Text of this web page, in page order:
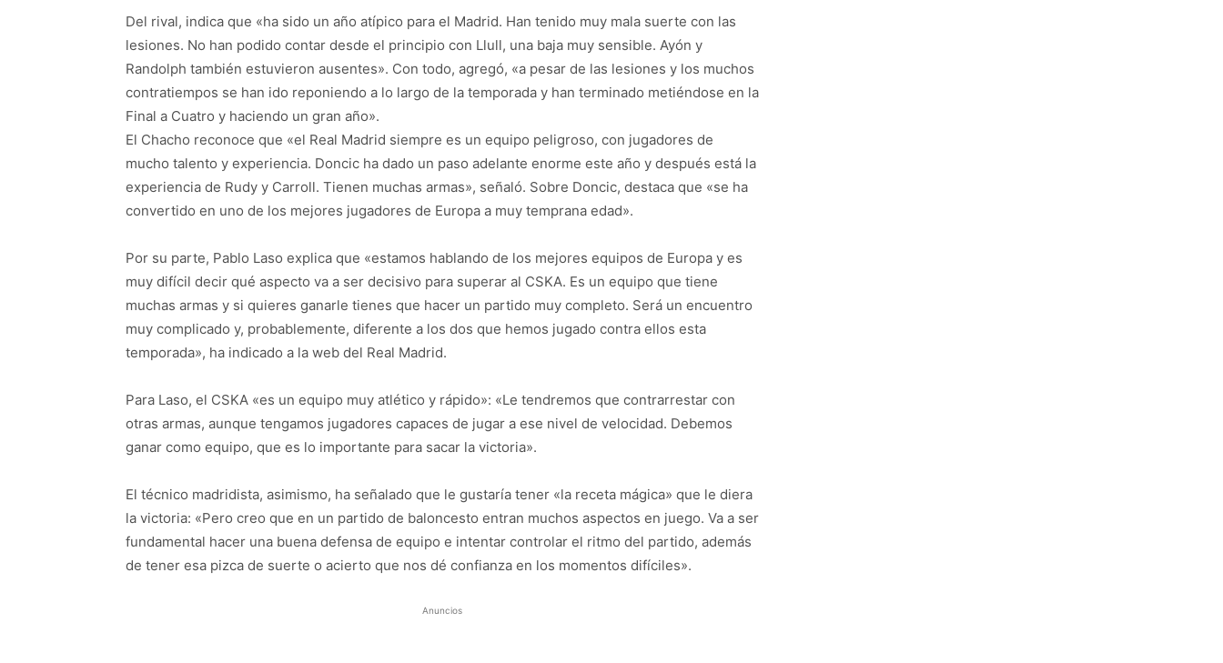
Del rival, indica que «ha sido un año atípico para el Madrid. Han tenido muy mala suerte con las
lesiones. No han podido contar desde el principio con Llull, una baja muy sensible. Ayón y
Randolph también estuvieron ausentes». Con todo, agregó, «a pesar de las lesiones y los muchos
contratiempos se han ido reponiendo a lo largo de la temporada y han terminado metiéndose en la
Final a Cuatro y haciendo un gran año».
El Chacho reconoce que «el Real Madrid siempre es un equipo peligroso, con jugadores de
mucho talento y experiencia. Doncic ha dado un paso adelante enorme este año y después está la
experiencia de Rudy y Carroll. Tienen muchas armas», señaló. Sobre Doncic, destaca que «se ha
convertido en uno de los mejores jugadores de Europa a muy temprana edad».
Por su parte, Pablo Laso explica que «estamos hablando de los mejores equipos de Europa y es
muy difícil decir qué aspecto va a ser decisivo para superar al CSKA. Es un equipo que tiene
muchas armas y si quieres ganarle tienes que hacer un partido muy completo. Será un encuentro
muy complicado y, probablemente, diferente a los dos que hemos jugado contra ellos esta
temporada», ha indicado a la web del Real Madrid.
Para Laso, el CSKA «es un equipo muy atlético y rápido»: «Le tendremos que contrarrestar con
otras armas, aunque tengamos jugadores capaces de jugar a ese nivel de velocidad. Debemos
ganar como equipo, que es lo importante para sacar la victoria».
El técnico madridista, asimismo, ha señalado que le gustaría tener «la receta mágica» que le diera
la victoria: «Pero creo que en un partido de baloncesto entran muchos aspectos en juego. Va a ser
fundamental hacer una buena defensa de equipo e intentar controlar el ritmo del partido, además
de tener esa pizca de suerte o acierto que nos dé confianza en los momentos difíciles».
Anuncios